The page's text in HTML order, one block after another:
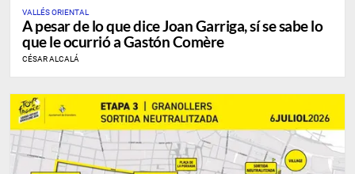
VALLÉS ORIENTAL
A pesar de lo que dice Joan Garriga, sí se sabe lo
que le ocurrió a Gastón Comère
CÉSAR ALCALÁ